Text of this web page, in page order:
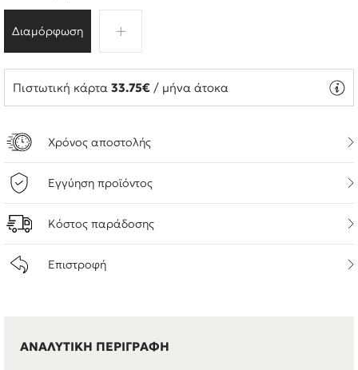
Διαμόρφωση
Πιστωτική κάρτα 33.75€ / μήνα άτοκα
Χρόνος αποστολής
Εγγύηση προϊόντος
Κόστος παράδοσης
Επιστροφή
ΑΝΑΛΥΤΙΚΗ ΠΕΡΙΓΡΑΦΗ